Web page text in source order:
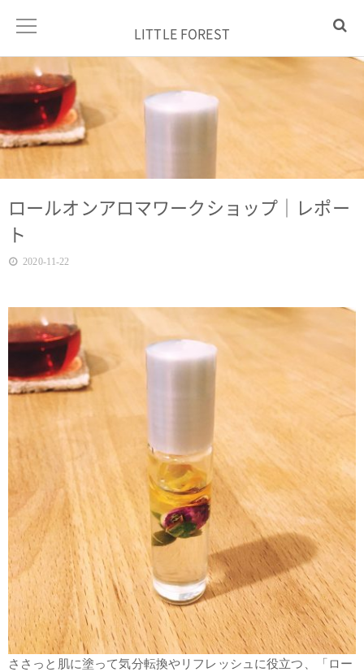
LITTLE FOREST
ロールオンアロマワークショップ｜レポー
ト
2020-11-22
ささっと肌に塗って気分転換やリフレッシュに役立つ、「ロー